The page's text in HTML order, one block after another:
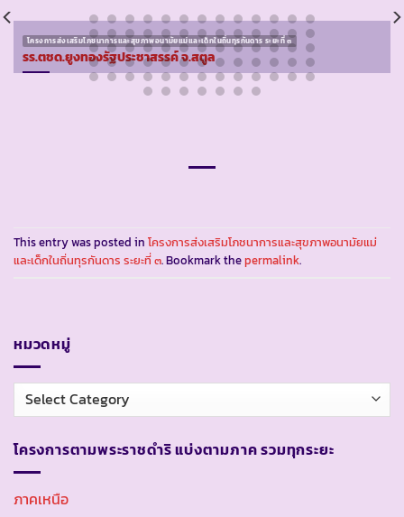
โครงการส่งเสริมโภชนาการและสุขภาพอนามัยแม่และเด็กในถิ่นทุรกันดาร ระยะที่ ๓
รร.ตชด.ยูงทองรัฐประชาสรรค์ จ.สตูล
This entry was posted in โครงการส่งเสริมโภชนาการและสุขภาพอนามัยแม่
และเด็กในถิ่นทุรกันดาร ระยะที่ ๓. Bookmark thepermalink.
หมวดหมู่
หมวด
หมู่
โครงการตามพระราชดำริ แบ่งตามภาค รวมทุกระยะ
ภาคเหนือ